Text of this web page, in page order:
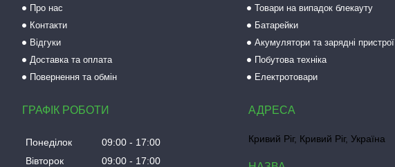
Про нас
Контакти
Відгуки
Доставка та оплата
Повернення та обмін
Товари на випадок блекауту
Батарейки
Акумулятори та зарядні пристрої
Побутова техніка
Електротовари
ГРАФІК РОБОТИ
Понеділок 09:00
17:00
Вівторок
09:00
17:00
Кривий Ріг, Кривий Ріг, Україна